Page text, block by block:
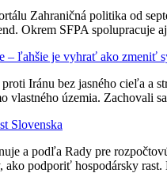
Zahraničná politika od
Okrem SFPA spolupracuje
– ľahšie je vyhrať ako zmeniť
Iránu bez jasného cieľa a
vlastného územia. Zachovali
Slovenska
a podľa Rady pre
ako podporiť hospodársky